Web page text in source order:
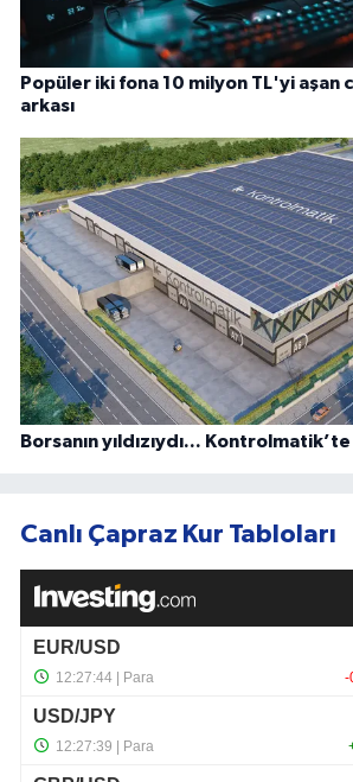
Popüler iki fona 10 milyon TL'yi aşan
arkası
Borsanın yıldızıydı...
Canlı Çapraz Kur Tabloları